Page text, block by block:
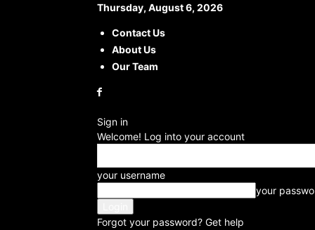
Thursday, August 6, 2026
Contact Us
About Us
Our Team
Sign in
Welcome! Log into your account
your username
your
Forgot your password? Get help